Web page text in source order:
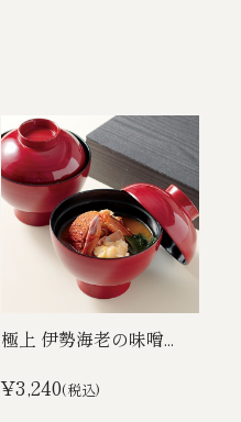
極上 伊勢海老の味噌...
¥3,240(税込)